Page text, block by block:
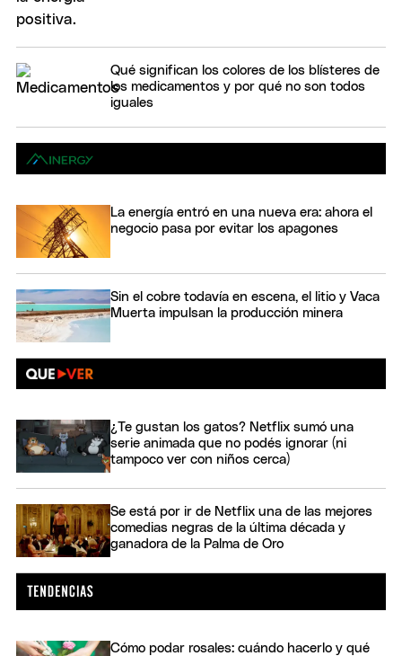
Qué significan los colores de los blísteres de
los medicamentos y por qué no son todos
iguales
La energía entró en una nueva era: ahora el
negocio pasa por evitar los apagones
Sin el cobre todavía en escena, el litio y Vaca
Muerta impulsan la producción minera
¿Te gustan los gatos? Netflix sumó una
serie animada que no podés ignorar (ni
tampoco ver con niños cerca)
Se está por ir de Netflix una de las mejores
comedias negras de la última década y
ganadora de la Palma de Oro
Cómo podar rosales: cuándo hacerlo y qué